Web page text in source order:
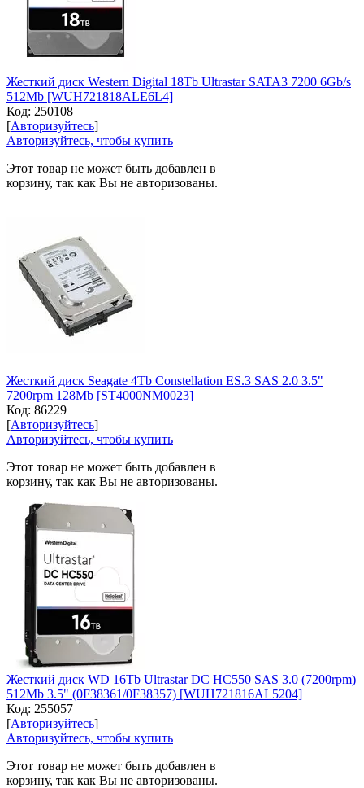
Жесткий диск Western Digital 18Tb Ultrastar SATA3 7200 6Gb/s
512Mb [WUH721818ALE6L4]
Код: 250108
[Авторизуйтесь]
Авторизуйтесь, чтобы купить
Этот товар не может быть добавлен в
корзину, так как Вы не авторизованы.
Жесткий диск Seagate 4Tb Constellation ES.3 SAS 2.0 3.5"
7200rpm 128Mb [ST4000NM0023]
Код: 86229
[Авторизуйтесь]
Авторизуйтесь, чтобы купить
Этот товар не может быть добавлен в
корзину, так как Вы не авторизованы.
Жесткий диск WD 16Tb Ultrastar DC HC550 SAS 3.0 (7200rpm)
512Mb 3.5" (0F38361/0F38357) [WUH721816AL5204]
Код: 255057
[Авторизуйтесь]
Авторизуйтесь, чтобы купить
Этот товар не может быть добавлен в
корзину, так как Вы не авторизованы.